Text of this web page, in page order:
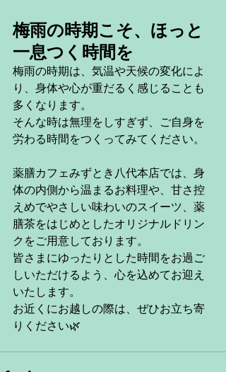
梅雨の時期こそ、ほっと
一息つく時間を
梅雨の時期は、気温や天候の変化によ
り、身体や心が重だるく感じることも
多くなります。
そんな時は無理をしすぎず、ご自身を
労わる時間をつくってみてください。
薬膳カフェみずとき八代本店では、身
体の内側から温まるお料理や、甘さ控
えめでやさしい味わいのスイーツ、薬
膳茶をはじめとしたオリジナルドリン
クをご用意しております。
皆さまにゆったりとした時間をお過ご
しいただけるよう、心を込めてお迎え
いたします。
お近くにお越しの際は、ぜひお立ち寄
りください🌿